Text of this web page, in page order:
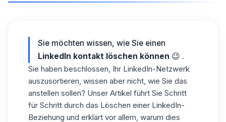
Sie möchten wissen, wie Sie einen
LinkedIn kontakt löschen können 😉 .
Sie haben beschlossen, Ihr LinkedIn-Netzwerk
auszusortieren, wissen aber nicht, wie Sie das
anstellen sollen? Unser Artikel führt Sie Schritt
für Schritt durch das Löschen einer LinkedIn-
Beziehung und erklärt vor allem, warum dies